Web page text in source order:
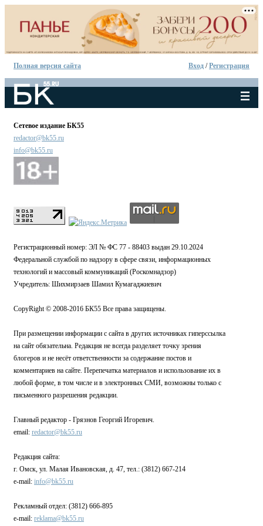
Полная версия сайта Вход /Регистрация
Сетевое издание БК55
redactor@bk55.ru
info@bk55.ru
Регистрационный номер: ЭЛ № ФС 77 - 88403 выдан 29.10.2024
Федеральной службой по надзору в сфере связи, информационных
технологий и массовый коммуникаций (Роскомнадзор)
Учредитель: Шихмирзаев Шамил Кумагаджиевич
CopyRight © 2008-2016 БК55 Все права защищены.
При размещении информации с сайта в других источниках гиперссылка
на сайт обязательна. Редакция не всегда разделяет точку зрения
блогеров и не несёт ответственности за содержание постов и
комментариев на сайте. Перепечатка материалов и использование их в
любой форме, в том числе и в электронных СМИ, возможны только с
письменного разрешения редакции.
Главный редактор - Грязнов Георгий Игоревич.
email: redactor@bk55.ru
Редакция сайта:
г. Омск, ул. Малая Ивановская, д. 47, тел.: (3812) 667-214
e-mail: info@bk55.ru
Рекламный отдел: (3812) 666-895
e-mail: reklama@bk55.ru